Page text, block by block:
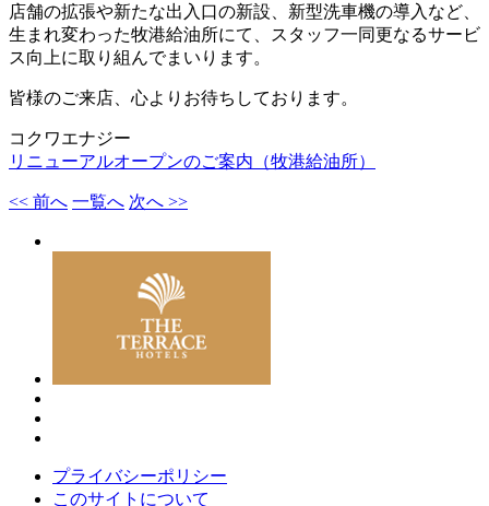
店舗の拡張や新たな出入口の新設、新型洗車機の導入など、
生まれ変わった牧港給油所にて、スタッフ一同更なるサービ
ス向上に取り組んでまいります。
皆様のご来店、心よりお待ちしております。
コクワエナジー
リニューアルオープンのご案内（牧港給油所）
<< 前へ 一覧へ 次へ >>
プライバシーポリシー
このサイトについて